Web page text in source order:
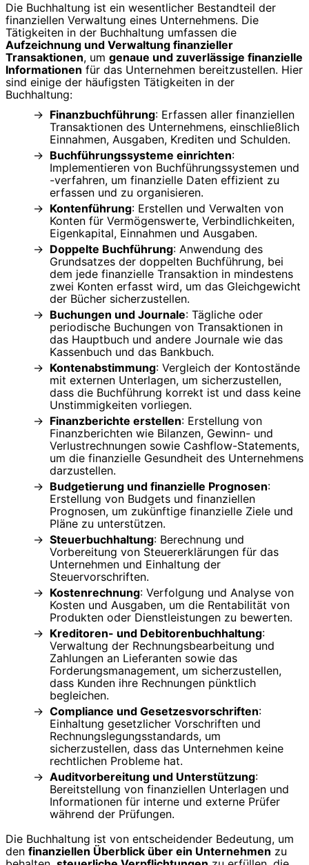
Die Buchhaltung ist ein wesentlicher Bestandteil der
finanziellen Verwaltung eines Unternehmens. Die
Tätigkeiten in der Buchhaltung umfassen die
Aufzeichnung und Verwaltung finanzieller
Transaktionen, um genaue und zuverlässige finanzielle
Informationen für das Unternehmen bereitzustellen. Hier
sind einige der häufigsten Tätigkeiten in der
Buchhaltung:
Finanzbuchführung: Erfassen aller finanziellen
Transaktionen des Unternehmens, einschließlich
Einnahmen, Ausgaben, Krediten und Schulden.
Buchführungssysteme einrichten:
Implementieren von Buchführungssystemen und
-verfahren, um finanzielle Daten effizient zu
erfassen und zu organisieren.
Kontenführung: Erstellen und Verwalten von
Konten für Vermögenswerte, Verbindlichkeiten,
Eigenkapital, Einnahmen und Ausgaben.
Doppelte Buchführung: Anwendung des
Grundsatzes der doppelten Buchführung, bei
dem jede finanzielle Transaktion in mindestens
zwei Konten erfasst wird, um das Gleichgewicht
der Bücher sicherzustellen.
Buchungen und Journale: Tägliche oder
periodische Buchungen von Transaktionen in
das Hauptbuch und andere Journale wie das
Kassenbuch und das Bankbuch.
Kontenabstimmung: Vergleich der Kontostände
mit externen Unterlagen, um sicherzustellen,
dass die Buchführung korrekt ist und dass keine
Unstimmigkeiten vorliegen.
Finanzberichte erstellen: Erstellung von
Finanzberichten wie Bilanzen, Gewinn- und
Verlustrechnungen sowie Cashflow-Statements,
um die finanzielle Gesundheit des Unternehmens
darzustellen.
Budgetierung und finanzielle Prognosen:
Erstellung von Budgets und finanziellen
Prognosen, um zukünftige finanzielle Ziele und
Pläne zu unterstützen.
Steuerbuchhaltung: Berechnung und
Vorbereitung von Steuererklärungen für das
Unternehmen und Einhaltung der
Steuervorschriften.
Kostenrechnung: Verfolgung und Analyse von
Kosten und Ausgaben, um die Rentabilität von
Produkten oder Dienstleistungen zu bewerten.
Kreditoren- und Debitorenbuchhaltung:
Verwaltung der Rechnungsbearbeitung und
Zahlungen an Lieferanten sowie das
Forderungsmanagement, um sicherzustellen,
dass Kunden ihre Rechnungen pünktlich
begleichen.
Compliance und Gesetzesvorschriften:
Einhaltung gesetzlicher Vorschriften und
Rechnungslegungsstandards, um
sicherzustellen, dass das Unternehmen keine
rechtlichen Probleme hat.
Auditvorbereitung und Unterstützung:
Bereitstellung von finanziellen Unterlagen und
Informationen für interne und externe Prüfer
während der Prüfungen.
Die Buchhaltung ist von entscheidender Bedeutung, um
den finanziellen Überblick über ein Unternehmen zu